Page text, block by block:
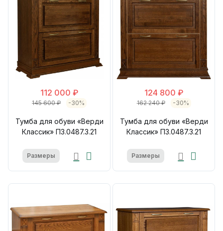
112 000 ₽
145 600 ₽ -30%
Тумба для обуви «Верди
Классик» П3.0487.3.21
Размеры
124 800 ₽
162 240 ₽ -30%
Тумба для обуви «Верди
Классик» П3.0487.3.21
Размеры